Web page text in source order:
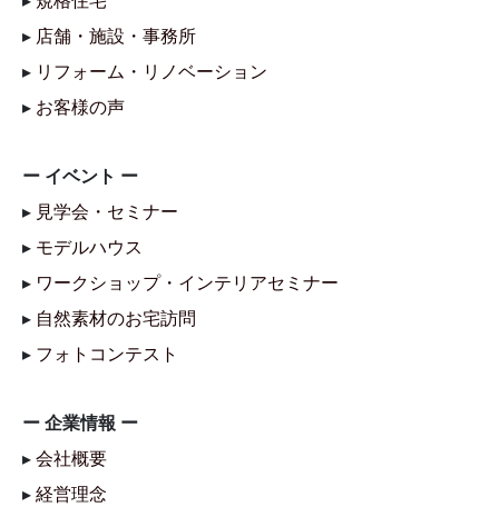
▸ 店舗・施設・事務所
▸ リフォーム・リノベーション
▸ お客様の声
ー イベント ー
▸ 見学会・セミナー
▸ モデルハウス
▸ ワークショップ・インテリアセミナー
▸ 自然素材のお宅訪問
▸ フォトコンテスト
ー 企業情報 ー
▸ 会社概要
▸ 経営理念